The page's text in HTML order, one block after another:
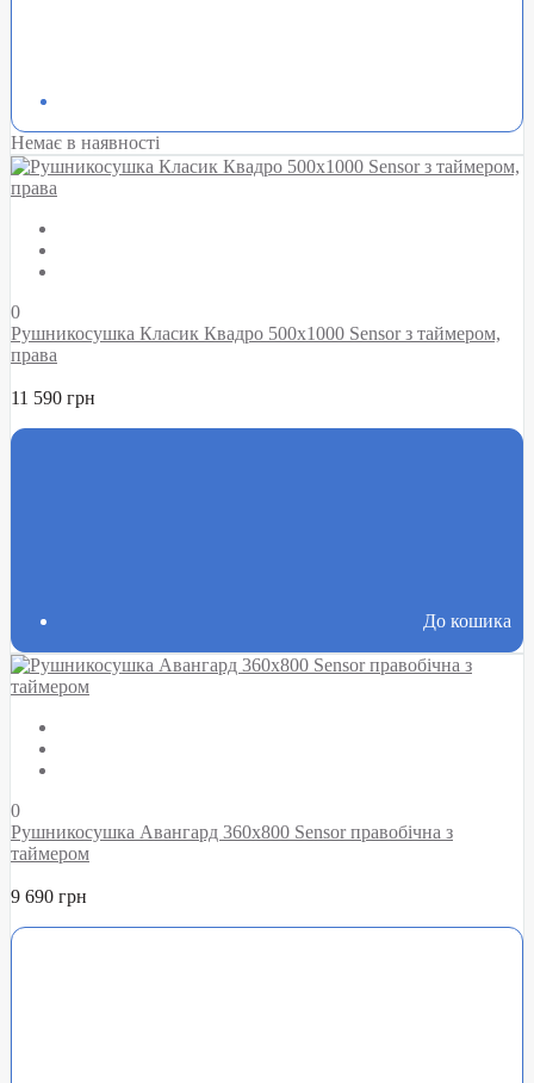
Немає в наявності
0
Рушникосушка Класик Квадро 500х1000 Sensor з таймером,
права
11 590 грн
До кошика
0
Рушникосушка Авангард 360х800 Sensor правобічна з
таймером
9 690 грн